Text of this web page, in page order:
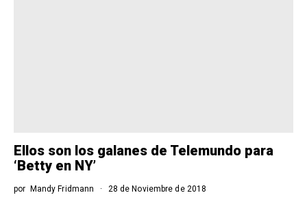
Ellos son los galanes de Telemundo para
‘Betty en NY’
por Mandy Fridmann 28 de Noviembre de 2018